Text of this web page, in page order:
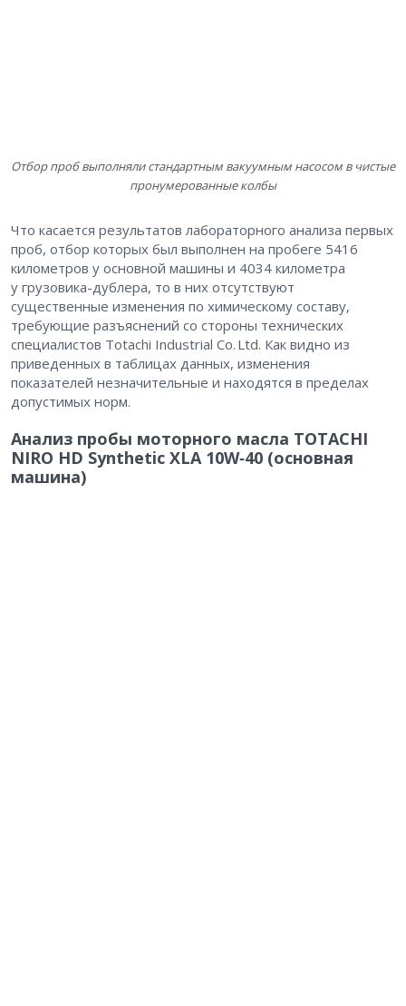
Отбор проб выполняли стандартным вакуумным насосом в чистые
пронумерованные колбы
Что касается результатов лабораторного анализа первых
проб, отбор которых был выполнен на пробеге 5416
километров у основной машины и 4034 километра
у грузовика-дублера, то в них отсутствуют
существенные изменения по химическому составу,
требующие разъяснений со стороны технических
специалистов Totachi Industrial Co. Ltd. Как видно из
приведенных в таблицах данных, изменения
показателей незначительные и находятся в пределах
допустимых норм.
Анализ пробы моторного масла TOTACHI
NIRO HD Synthetic XLA 10W‑40 (основная
машина)